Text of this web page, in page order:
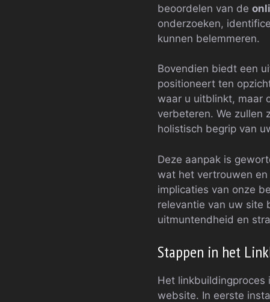
beoordelen van de
onderzoeken,
kunnen belemmeren.
Bovendien biedt een
positioneert ten
waar u uitblinkt, maar
verbeteren. We zullen
holistisch begrip van
Deze aanpak is
wat het vertrouwen
implicaties van onze
relevantie van uw site
uitmuntendheid en
Stappen in het
Het linkbuildingproces
website. In eerste